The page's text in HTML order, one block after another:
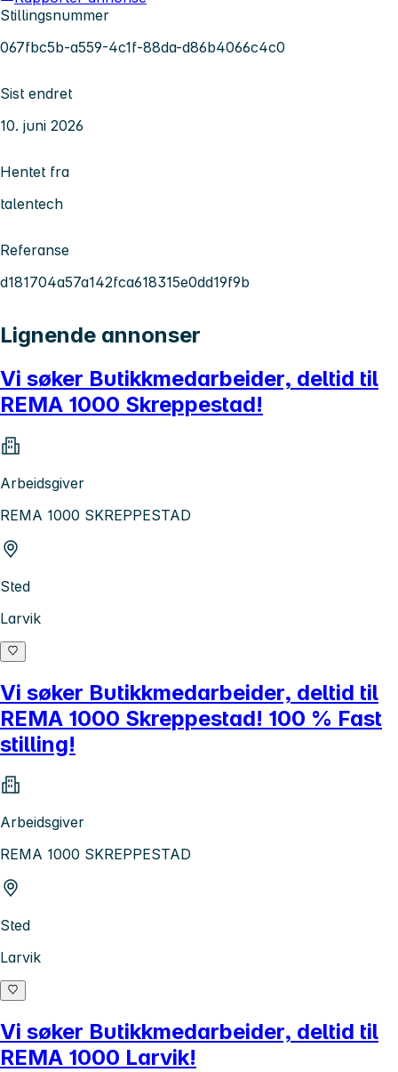
Stillingsnummer
067fbc5b-a559-4c1f-88da-d86b4066c4c0
Sist endret
10. juni 2026
Hentet fra
talentech
Referanse
d181704a57a142fca618315e0dd19f9b
Lignende annonser
Vi søker Butikkmedarbeider, deltid til
REMA 1000 Skreppestad!
Arbeidsgiver
REMA 1000 SKREPPESTAD
Sted
Larvik
Vi søker Butikkmedarbeider, deltid til
REMA 1000 Skreppestad! 100 % Fast
stilling!
Arbeidsgiver
REMA 1000 SKREPPESTAD
Sted
Larvik
Vi søker Butikkmedarbeider, deltid til
REMA 1000 Larvik!